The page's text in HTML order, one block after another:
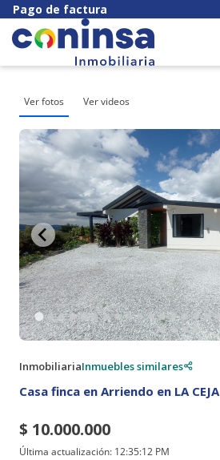
Pago de factura
Ver fotos Ver videos
InmobiliariaInmuebles similares
Casa finca en Arriendo en LA CEJA
$ 10.000.000
Última actualización: 12:35:12 PM